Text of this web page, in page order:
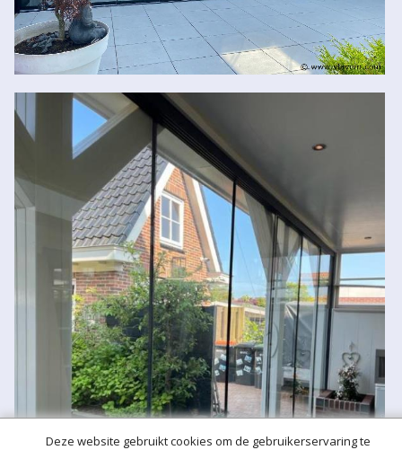
Deze website gebruikt cookies om de gebruikerservaring te